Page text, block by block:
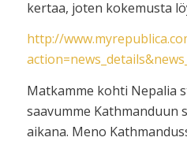
kertaa, joten kokemusta
http://
Matkamme kohti Nepalia
saavumme Kathmanduun
aikana. Meno